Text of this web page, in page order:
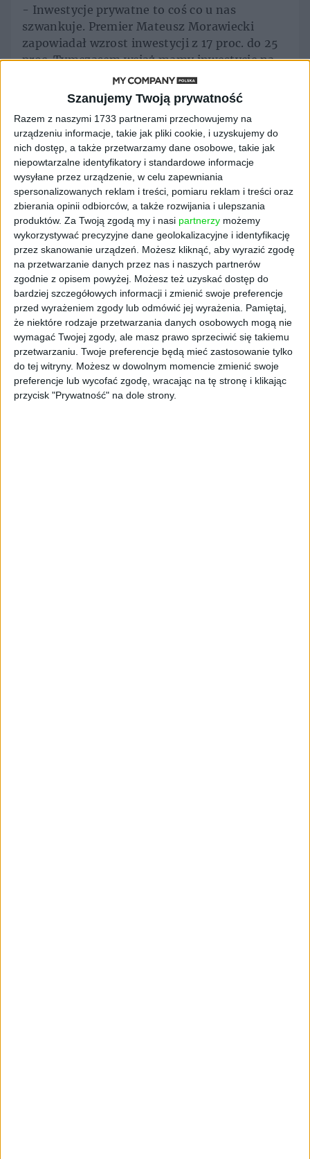
Szanujemy Twoją prywatność
Razem z naszymi 1733 partnerami przechowujemy na
urządzeniu informacje, takie jak pliki cookie, i uzyskujemy do
nich dostęp, a także przetwarzamy dane osobowe, takie jak
niepowtarzalne identyfikatory i standardowe informacje
wysyłane przez urządzenie, w celu zapewniania
spersonalizowanych reklam i treści, pomiaru reklam i treści oraz
zbierania opinii odbiorców, a także rozwijania i ulepszania
produktów. Za Twoją zgodą my i nasi partnerzy możemy
wykorzystywać precyzyjne dane geolokalizacyjne i identyfikację
przez skanowanie urządzeń. Możesz kliknąć, aby wyrazić zgodę
na przetwarzanie danych przez nas i naszych partnerów
zgodnie z opisem powyżej. Możesz też uzyskać dostęp do
bardziej szczegółowych informacji i zmienić swoje preferencje
przed wyrażeniem zgody lub odmówić jej wyrażenia.
Pamiętaj,
że niektóre rodzaje przetwarzania danych osobowych mogą nie
wymagać Twojej zgody, ale masz prawo sprzeciwić się takiemu
przetwarzaniu. Twoje preferencje będą mieć zastosowanie tylko
do tej witryny. Możesz w dowolnym momencie zmienić swoje
preferencje lub wycofać zgodę, wracając na tę stronę i klikając
przycisk "Prywatność" na dole strony.
- Inwestycje prywatne to coś co u nas
szwankuje. Premier Mateusz Morawiecki
zapowiadał wzrost inwestycji z 17 proc. do 25
proc. Tymczasem wciąż mamy inwestycje na
poziomie 17 proc. Jesteśmy najszybciej
rosnącą gospodarką UE, mamy ogromne
aspiracje, więc musimy rozwiązać ten problem
- mówił Łukasz Bernatowicz.
Zachęcamy do obejrzenia videowywiadu:
Tematy:bcc deregulacja deregulacja gospodarki
rafał brzoska